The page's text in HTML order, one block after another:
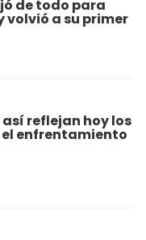
de todo para
volvió a su primer
reflejan hoy los
enfrentamiento